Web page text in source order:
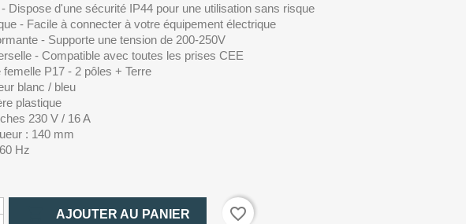
Dispose d'une sécurité IP44 pour une utilisation sans risque
- Facile à connecter à votre équipement électrique
- Supporte une tension de 200-250V
- Compatible avec toutes les prises CEE
femelle P17 - 2 pôles + Terre
blanc / bleu
plastique
230 V / 16 A
: 140 mm
Hz
AJOUTER AU PANIER
favorite_border